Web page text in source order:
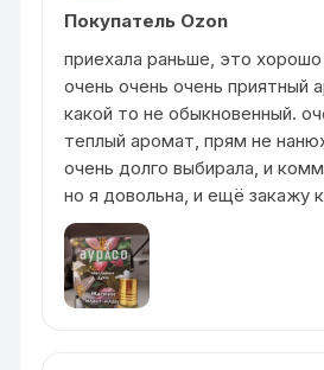
Покупатель Ozon
приехала раньше, это
очень очень очень приятный
какой то не обыкновенный.
теплый аромат, прям не
очень долго выбирала, и
но я довольна, и ещё закажу